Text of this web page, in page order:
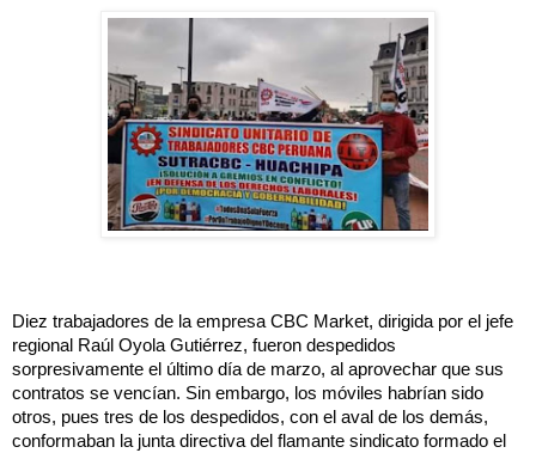
Diez trabajadores de la empresa CBC Market, dirigida por el jefe
regional Raúl Oyola Gutiérrez, fueron despedidos
sorpresivamente el último día de marzo, al aprovechar que sus
contratos se vencían. Sin embargo, los móviles habrían sido
otros, pues tres de los despedidos, con el aval de los demás,
conformaban la junta directiva del flamante sindicato formado el